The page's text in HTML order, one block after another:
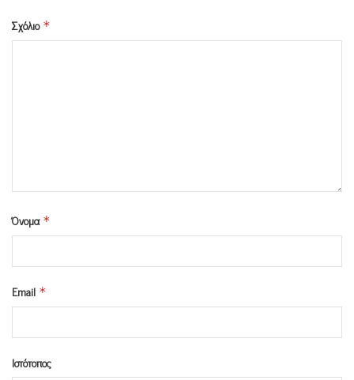
Σχόλιο *
Όνομα *
Email *
Ιστότοπος